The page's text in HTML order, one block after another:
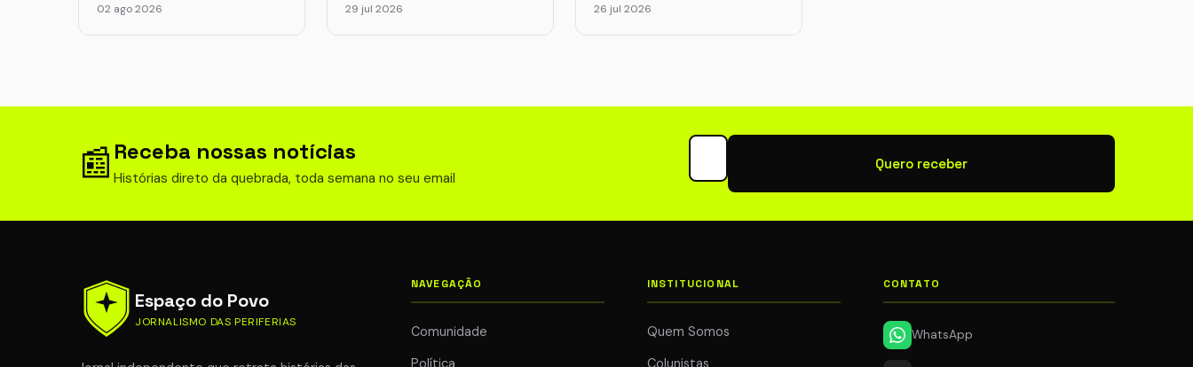
02 ago 2026 29 jul 2026 26 jul 2026
📰 Receba nossas notícias
Histórias direto da quebrada, toda semana no seu email
Seu email para newsletter
Quero receber
Espaço do Povo
JORNALISMO DAS PERIFERIAS
NAVEGAÇÃO
Comunidade
Política
INSTITUCIONAL
Quem Somos
Colunistas
CONTATO
WhatsApp